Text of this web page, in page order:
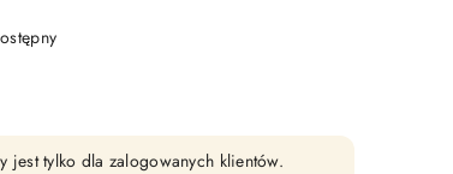
jest tylko dla zalogowanych klientów.